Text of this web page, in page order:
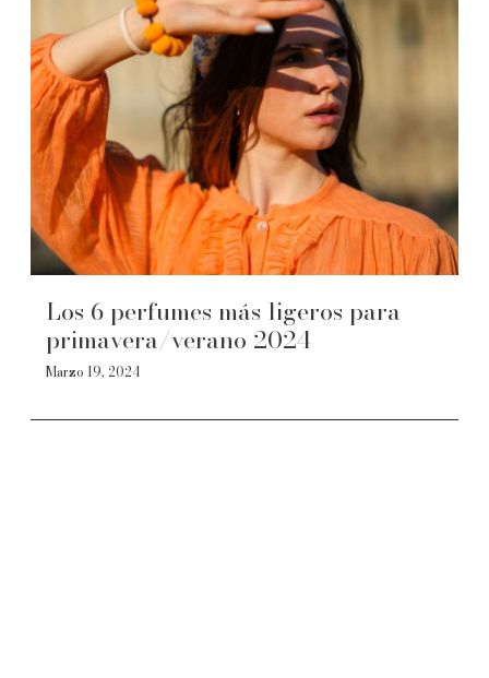
Los 6 perfumes más ligeros para
primavera/verano 2024
Marzo 19, 2024